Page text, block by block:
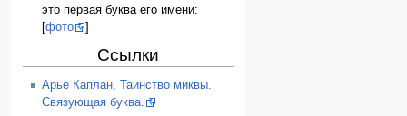
это первая буква его имени:
фото
Ссылки
Арье Каплан, Таинство миквы.
Связующая буква.